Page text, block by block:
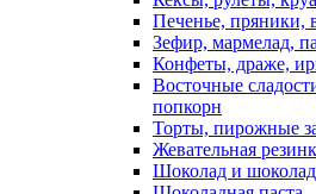
Печенье, пряники,
Зефир, мармелад,
Конфеты, драже,
Восточные
попкорн
Торты, пирожные
Жевательная
Шоколад и